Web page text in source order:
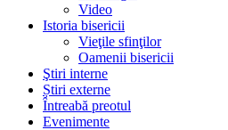
Video
Istoria bisericii
Vieţile sfinţilor
Oamenii bisericii
Ştiri interne
Știri externe
Întreabă preotul
Evenimente